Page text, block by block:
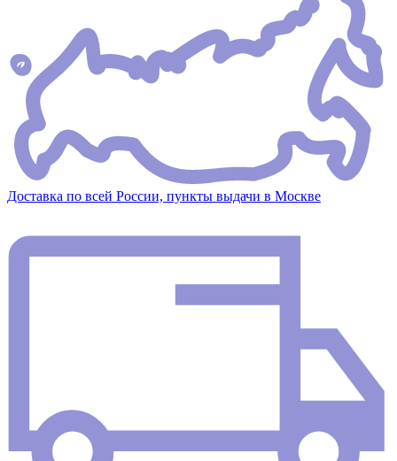
Доставка по всей России, пункты выдачи в Москве